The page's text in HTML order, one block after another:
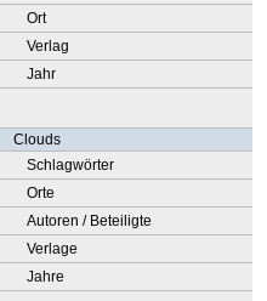
Ort
Verlag
Jahr
Clouds
Schlagwörter
Orte
Autoren / Beteiligte
Verlage
Jahre